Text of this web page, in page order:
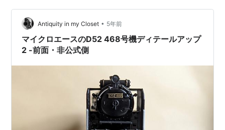
（銀河モデル）の取り付け、給油管カバー（銀河モデ
ル）の取り付け、耐寒型逆止弁（銀河モデル）の取り付
けというところをざざっとやってみました…
Antiquity in my Closet • 5年前
マイクロエースのD52 468号機ディテールアップ
2 -前面・非公式側